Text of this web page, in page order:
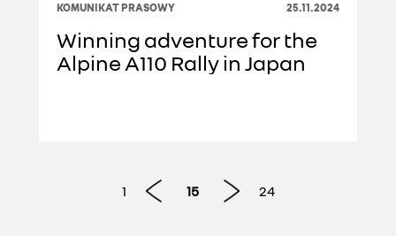
KOMUNIKAT PRASOWY 25.11.2024
Winning adventure for the
Alpine A110 Rally in Japan
1 15 24